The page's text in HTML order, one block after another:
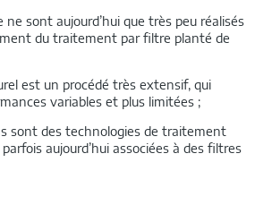
ne sont aujourd’hui que très peu réalisés
du traitement par filtre planté de
est un procédé très extensif, qui
variables et plus limitées ;
sont des technologies de traitement
aujourd’hui associées à des filtres